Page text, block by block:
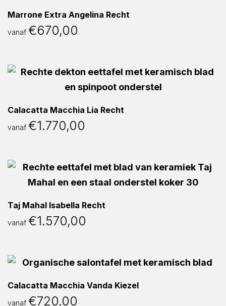
Marrone Extra Angelina Recht
vanaf €670,00
Calacatta Macchia Lia Recht
vanaf €1.770,00
Taj Mahal Isabella Recht
vanaf €1.570,00
Calacatta Macchia Vanda Kiezel
vanaf €720,00